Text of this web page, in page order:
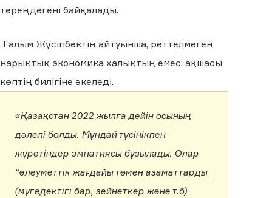
тереңдегені байқалады.
Ғалым Жүсіпбектің айтуынша, реттелмеген
нарықтық экономика халықтың емес, ақшасы
көптің билігіне әкеледі.
«Қазақстан 2022 жылға дейін осының
дәлелі болды. Мұндай түсінікпен
жүретіндер эмпатиясы бұзылады. Олар
“әлеуметтік жағдайы төмен азаматтарды
(мүгедектігі бар, зейнеткер және т.б)